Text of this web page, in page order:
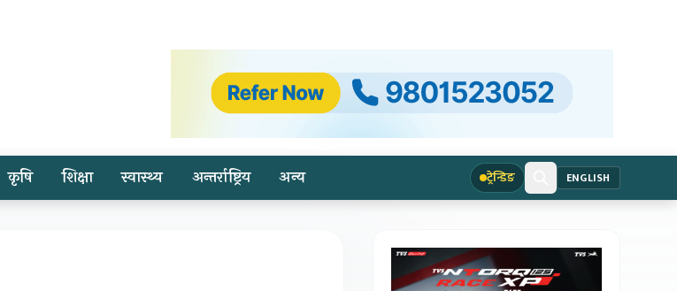
कृषि शिक्षा स्वास्थ्य अन्तर्राष्ट्रिय अन्य ट्रेन्डिङ ENGLISH